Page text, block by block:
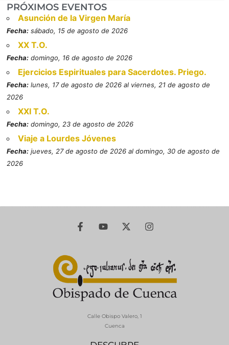
PRÓXIMOS EVENTOS
Asunción de la Virgen María
Fecha: sábado, 15 de agosto de 2026
XX T.O.
Fecha: domingo, 16 de agosto de 2026
Ejercicios Espirituales para Sacerdotes. Priego.
Fecha: lunes, 17 de agosto de 2026 al viernes, 21 de agosto de
2026
XXI T.O.
Fecha: domingo, 23 de agosto de 2026
Viaje a Lourdes Jóvenes
Fecha: jueves, 27 de agosto de 2026 al domingo, 30 de agosto de
2026
Calle Obispo Valero, 1
Cuenca